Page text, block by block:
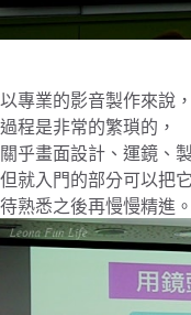
以專業的影音製作來說，
過程是非常的繁瑣的，
關乎畫面設計、運鏡、
但就入門的部分可以把
待熟悉之後再慢慢精進。